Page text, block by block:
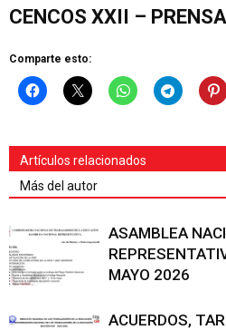
CENCOS XXII –
Comparte esto:
Artículos relacionados
Más del autor
ASAMBLEA
MAYO 2026
ACUERDOS,